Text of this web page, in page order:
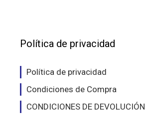
Política de privacidad
Política de privacidad
Condiciones de Compra
CONDICIONES DE DEVOLUCIÓN